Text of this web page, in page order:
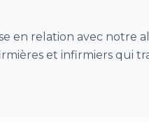
en relation avec notre
et infirmiers qui